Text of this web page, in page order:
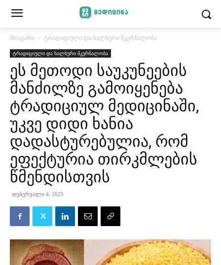
მთავარი ტრადიციული და ხალხური მკურნალობა
ტრადიციული და ხალხური მკურნალობა
ეს მეთოდი საუკუნეების
მანძილზე გამოიყენება
ტრადიციულ მედიცინაში,
უკვე დიდი ხანია
დადასტურებულია, რომ
ეფექტურია თირკმლების
წმენდისთვის
თებერვალი 4, 2025